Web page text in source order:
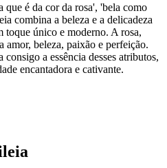
é da cor da rosa', 'bela como
combina a beleza e a delicadeza
toque único e moderno. A rosa,
amor, beleza, paixão e perfeição.
a essência desses atributos,
encantadora e cativante.